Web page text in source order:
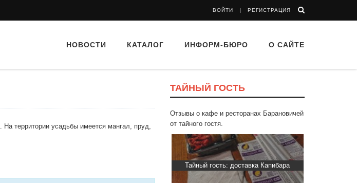
ВОЙТИ РЕГИСТРАЦИЯ
НОВОСТИ КАТАЛОГ ИНФОРМ-БЮРО О САЙТЕ
территории усадьбы имеется мангал, пруд,
ТАЙНЫЙ ГОСТЬ
Отзывы о кафе и ресторанах Барановичей
от тайного гостя.
Тайный гость: доставка Капибара